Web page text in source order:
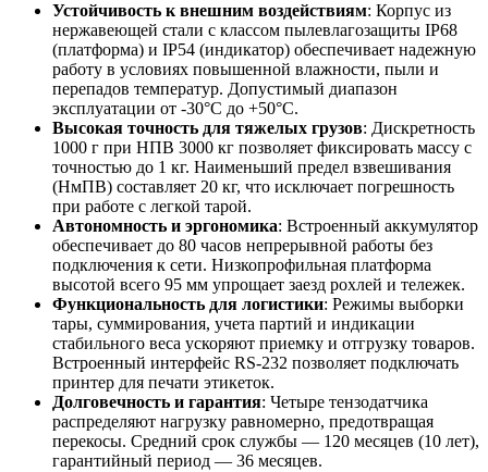
Устойчивость к внешним воздействиям: Корпус из
нержавеющей стали с классом пылевлагозащиты IP68
(платформа) и IP54 (индикатор) обеспечивает надежную
работу в условиях повышенной влажности, пыли и
перепадов температур. Допустимый диапазон
эксплуатации от -30°C до +50°C.
Высокая точность для тяжелых грузов: Дискретность
1000 г при НПВ 3000 кг позволяет фиксировать массу с
точностью до 1 кг. Наименьший предел взвешивания
(НмПВ) составляет 20 кг, что исключает погрешность
при работе с легкой тарой.
Автономность и эргономика: Встроенный аккумулятор
обеспечивает до 80 часов непрерывной работы без
подключения к сети. Низкопрофильная платформа
высотой всего 95 мм упрощает заезд рохлей и тележек.
Функциональность для логистики: Режимы выборки
тары, суммирования, учета партий и индикации
стабильного веса ускоряют приемку и отгрузку товаров.
Встроенный интерфейс RS-232 позволяет подключать
принтер для печати этикеток.
Долговечность и гарантия: Четыре тензодатчика
распределяют нагрузку равномерно, предотвращая
перекосы. Средний срок службы — 120 месяцев (10 лет),
гарантийный период — 36 месяцев.